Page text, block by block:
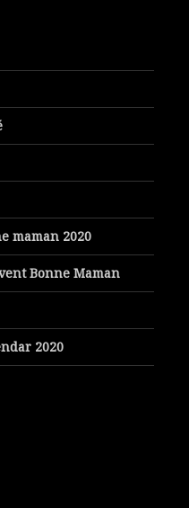
maman 2020
Bonne Maman
2020